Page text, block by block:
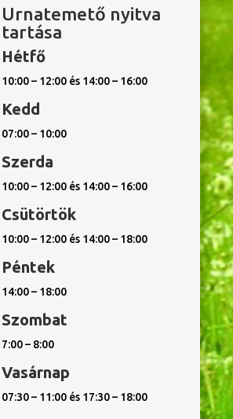
Urnatemető nyitva
tartása
Hétfő
10:00 – 12:00 és 14:00 – 16:00
Kedd
07:00 – 10:00
Szerda
10:00 – 12:00 és 14:00 – 16:00
Csütörtök
10:00 – 12:00 és 14:00 – 18:00
Péntek
14:00 – 18:00
Szombat
7:00 – 8:00
Vasárnap
07:30 – 11:00 és 17:30 – 18:00